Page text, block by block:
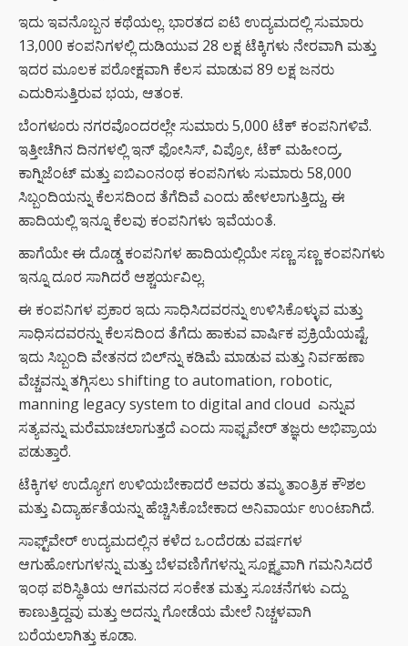
ಇದು ಇವನೊಬ್ಬನ ಕಥೆಯಲ್ಲ. ಭಾರತದ ಐಟಿ ಉದ್ಯಮದಲ್ಲಿ ಸುಮಾರು
13,000 ಕಂಪನಿಗಳಲ್ಲಿ ದುಡಿಯುವ 28 ಲಕ್ಷ ಟೆಕ್ಕಿಗಳು ನೇರವಾಗಿ ಮತ್ತು
ಇದರ ಮೂಲಕ ಪರೋಕ್ಷವಾಗಿ ಕೆಲಸ ಮಾಡುವ 89 ಲಕ್ಷ ಜನರು
ಎದುರಿಸುತ್ತಿರುವ ಭಯ, ಆತಂಕ.
ಬೆಂಗಳೂರು ನಗರವೊಂದರಲ್ಲೇ ಸುಮಾರು 5,000 ಟೆಕ್ ಕಂಪನಿಗಳಿವೆ.
ಇತ್ತೀಚೆಗಿನ ದಿನಗಳಲ್ಲಿ ಇನ್ ಫೋಸಿಸ್, ವಿಪ್ರೋ, ಟೆಕ್ ಮಹೀಂದ್ರ,
ಕಾಗ್ನಿಜೆಂಟ್ ಮತ್ತು ಐಬಿಎಂನಂಥ ಕಂಪನಿಗಳು ಸುಮಾರು 58,000
ಸಿಬ್ಬಂದಿಯನ್ನು ಕೆಲಸದಿಂದ ತೆಗೆದಿವೆ ಎಂದು ಹೇಳಲಾಗುತ್ತಿದ್ದು, ಈ
ಹಾದಿಯಲ್ಲಿ ಇನ್ನೂ ಕೆಲವು ಕಂಪನಿಗಳು ಇವೆಯಂತೆ.
ಹಾಗೆಯೇ ಈ ದೊಡ್ಡ ಕಂಪನಿಗಳ ಹಾದಿಯಲ್ಲಿಯೇ ಸಣ್ಣ ಸಣ್ಣ ಕಂಪನಿಗಳು
ಇನ್ನೂ ದೂರ ಸಾಗಿದರೆ ಆಶ್ಚರ್ಯವಿಲ್ಲ.
ಈ ಕಂಪನಿಗಳ ಪ್ರಕಾರ ಇದು ಸಾಧಿಸಿದವರನ್ನು ಉಳಿಸಿಕೊಳ್ಳುವ ಮತ್ತು
ಸಾಧಿಸದವರನ್ನು ಕೆಲಸದಿಂದ ತೆಗೆದು ಹಾಕುವ ವಾರ್ಷಿಕ ಪ್ರಕ್ರಿಯೆಯಷ್ಟೆ.
ಇದು ಸಿಬ್ಬಂದಿ ವೇತನದ ಬಿಲ್‌ನ್ನು ಕಡಿಮೆ ಮಾಡುವ ಮತ್ತು ನಿರ್ವಹಣಾ
ವೆಚ್ಚವನ್ನು ತಗ್ಗಿಸಲು shifting to automation, robotic,
manning legacy system to digital and cloud ಎನ್ನುವ
ಸತ್ಯವನ್ನು ಮರೆಮಾಚಲಾಗುತ್ತದೆ ಎಂದು ಸಾಫ್ಟವೇರ್ ತಜ್ಞರು ಅಭಿಪ್ರಾಯ
ಪಡುತ್ತಾರೆ.
ಟೆಕ್ಕಿಗಳ ಉದ್ಯೋಗ ಉಳಿಯಬೇಕಾದರೆ ಅವರು ತಮ್ಮ ತಾಂತ್ರಿಕ ಕೌಶಲ
ಮತ್ತು ವಿದ್ಯಾರ್ಹತೆಯನ್ನು ಹೆಚ್ಚಿಸಿಕೊಬೇಕಾದ ಅನಿವಾರ್ಯ ಉಂಟಾಗಿದೆ.
ಸಾಫ್ಟ್‌ವೇರ್ ಉದ್ಯಮದಲ್ಲಿನ ಕಳೆದ ಒಂದೆರಡು ವರ್ಷಗಳ
ಆಗುಹೋಗುಗಳನ್ನು ಮತ್ತು ಬೆಳವಣಿಗೆಗಳನ್ನು ಸೂಕ್ಷ್ಮವಾಗಿ ಗಮನಿಸಿದರೆ
ಇಂಥ ಪರಿಸ್ಥಿತಿಯ ಆಗಮನದ ಸಂಕೇತ ಮತ್ತು ಸೂಚನೆಗಳು ಎದ್ದು
ಕಾಣುತ್ತಿದ್ದವು ಮತ್ತು ಅದನ್ನು ಗೋಡೆಯ ಮೇಲೆ ನಿಚ್ಚಳವಾಗಿ
ಬರೆಯಲಾಗಿತ್ತು ಕೂಡಾ.